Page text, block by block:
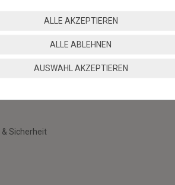
Sicherheit
ALLE AKZEPTIEREN
ALLE ABLEHNEN
AUSWAHL AKZEPTIEREN